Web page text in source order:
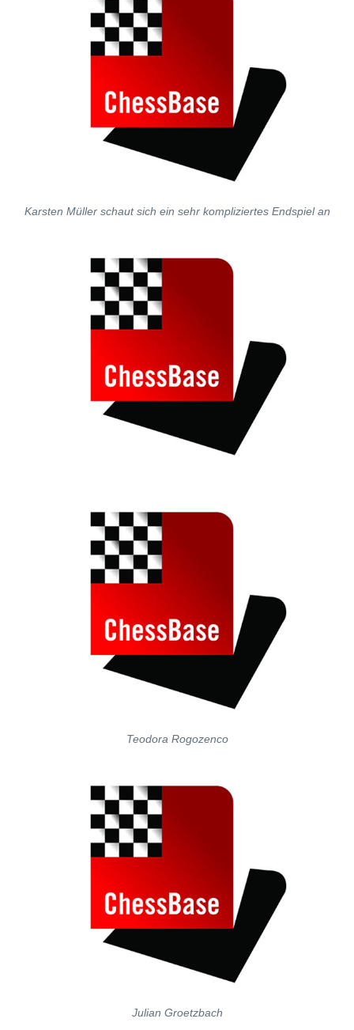
Karsten Müller schaut sich ein sehr kompliziertes Endspiel an
Teodora Rogozenco
Julian Groetzbach